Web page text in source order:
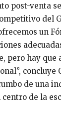
post-venta
del
un
pero hay que
concluye
de una
de la